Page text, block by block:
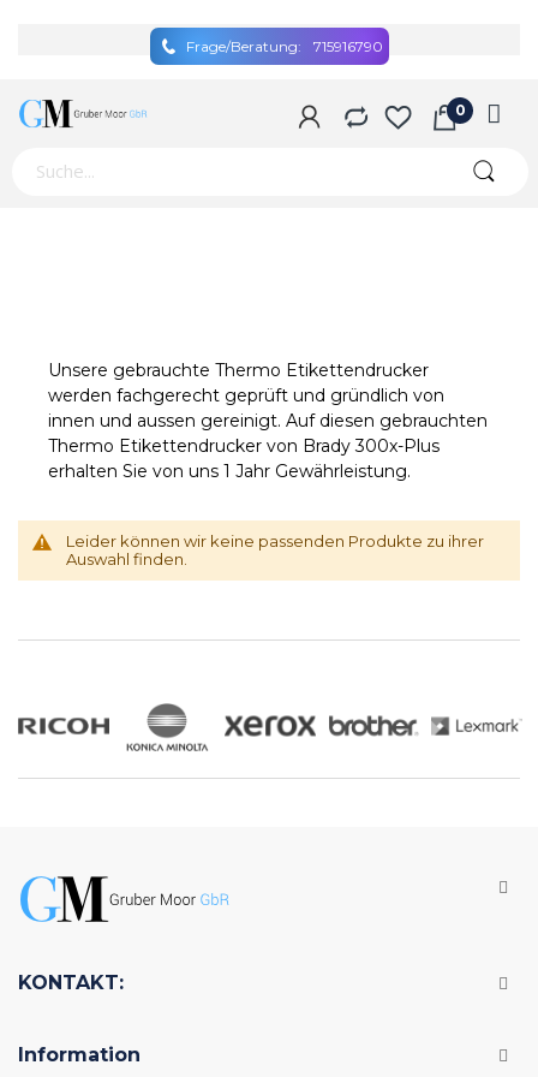
Frage/Beratung: 715916790
Unsere gebrauchte Thermo Etikettendrucker
werden fachgerecht geprüft und gründlich von
innen und aussen gereinigt. Auf diesen gebrauchten
Thermo Etikettendrucker von Brady 300x-Plus
erhalten Sie von uns 1 Jahr Gewährleistung.
Leider können wir keine passenden Produkte zu ihrer
Auswahl finden.
KONTAKT:
Information